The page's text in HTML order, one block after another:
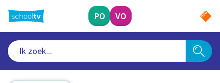
naar
hoofdinhoud
PO VO